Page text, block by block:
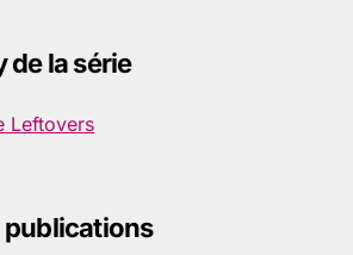
de la série
Leftovers
publications